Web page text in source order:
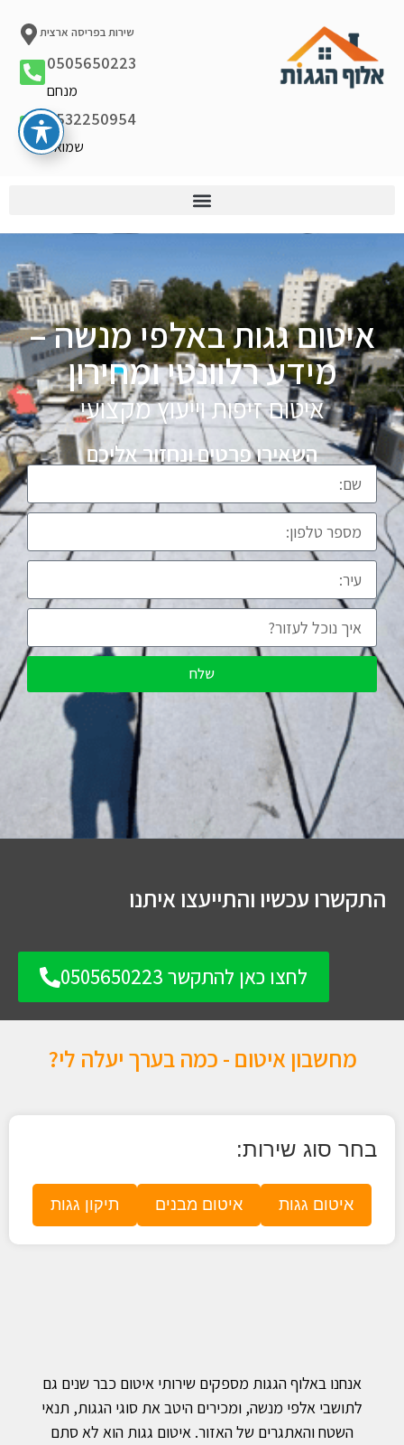
שירות בפריסה ארצית
0505650223
מנחם
0532250954
שמואל
איטום גגות באלפי מנשה –
מידע רלוונטי ומחירון
איטום זיפות וייעוץ מקצועי
השאירו פרטים ונחזור אליכם
שלח
התקשרו עכשיו והתייעצו איתנו
לחצו כאן להתקשר 0505650223
מחשבון איטום - כמה בערך יעלה לי?
בחר סוג שירות:
איטום גגות איטום מבנים תיקון גגות
אנחנו באלוף הגגות מספקים שירותי איטום כבר שנים גם
לתושבי אלפי מנשה, ומכירים היטב את סוגי הגגות, תנאי
השטח והאתגרים של האזור. איטום גגות הוא לא סתם